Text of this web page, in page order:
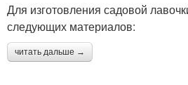
Для изготовления садовой
следующих материалов:
читать дальше →